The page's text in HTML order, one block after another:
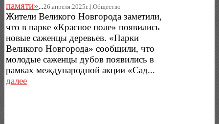
памяти»..26.апреля.2025г..|.Общество
Жители Великого Новгорода заметили,
что в парке «Красное поле» появились
новые саженцы деревьев. «Парки
Великого Новгорода» сообщили, что
молодые саженцы дубов появились в
рамках международной акции «Сад...
далее